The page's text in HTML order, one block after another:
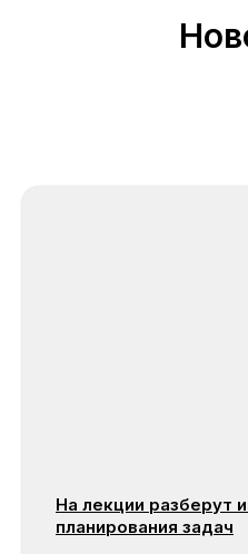
На лекции разберут
планирования задач